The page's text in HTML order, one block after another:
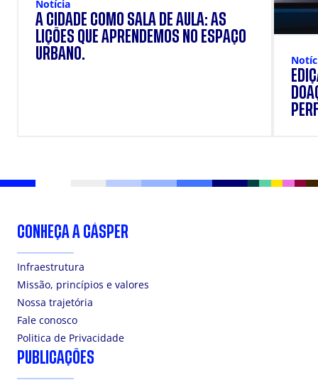
Notícia
A CIDADE COMO SALA DE AULA: AS
LIÇÕES QUE APRENDEMOS NO ESPAÇO
URBANO.
CONHEÇA A CÁSPER
Infraestrutura
Missão, princípios e valores
Nossa trajetória
Fale conosco
Politica de Privacidade
PUBLICAÇÕES